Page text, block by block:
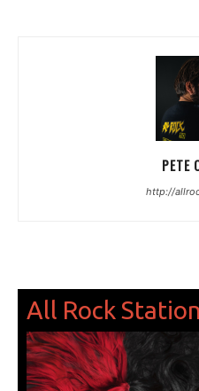
PETE
http://